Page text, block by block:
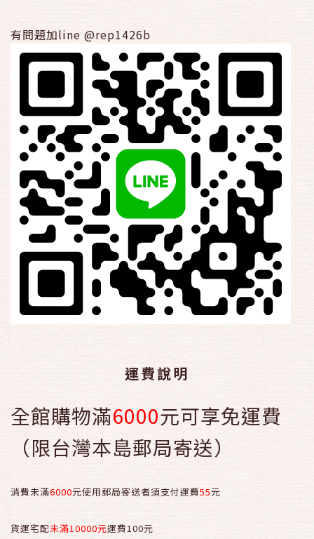
有問題加line @rep1426b
運費說明
全館購物滿6000元可享免運費
（限台灣本島郵局寄送）
消費未滿6000元使用郵局寄送者須支付運費55元
貨運宅配未滿10000元運費100元